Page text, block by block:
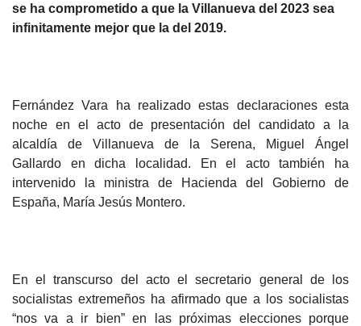
se ha comprometido a que la Villanueva del 2023 sea
infinitamente mejor que la del 2019.
Fernández Vara ha realizado estas declaraciones esta
noche en el acto de presentación del candidato a la
alcaldía de Villanueva de la Serena, Miguel Ángel
Gallardo en dicha localidad. En el acto también ha
intervenido la ministra de Hacienda del Gobierno de
España, María Jesús Montero.
En el transcurso del acto el secretario general de los
socialistas extremeños ha afirmado que a los socialistas
“nos va a ir bien” en las próximas elecciones porque